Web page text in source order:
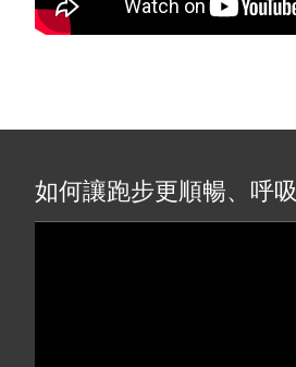
如何讓跑步更順暢、呼吸